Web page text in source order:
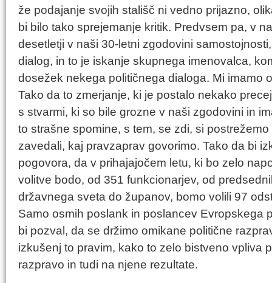
že podajanje svojih stališč ni vedno prijazno,
bi bilo tako sprejemanje kritik. Predvsem pa, v
desetletji v naši 30-letni zgodovini
dialog, in to je iskanje skupnega imenovalca,
dosežek nekega političnega dialoga. Mi imamo
Tako da to zmerjanje, ki je postalo nekako
s stvarmi, ki so bile grozne v naši zgodovini in
to strašne spomine, s tem, se zdi, si
zavedali, kaj pravzaprav govorimo. Tako da bi
pogovora, da v prihajajočem letu, ki bo zelo
volitve bodo, od 351 funkcionarjev, od
državnega sveta do županov, bomo volili 97
Samo osmih poslank in poslancev Evropskega
bi pozval, da se držimo omikane politične
izkušenj to pravim, kako to zelo bistveno vpliva
razpravo in tudi na njene rezultate.